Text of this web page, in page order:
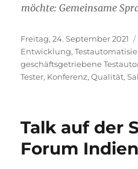
möchte: Gemeinsame
Veröffentlicht
am
Freitag, 24. September 2021
Entwicklung,
geschäftsgetriebene
Tester, Konferenz,Qualität,
Talk auf der
Forum Indien